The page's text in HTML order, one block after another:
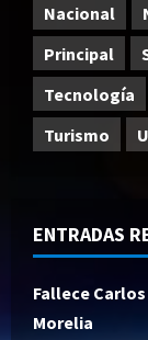
Nacional
Principal
Tecnología
Turismo
ENTRADAS
Fallece
Morelia